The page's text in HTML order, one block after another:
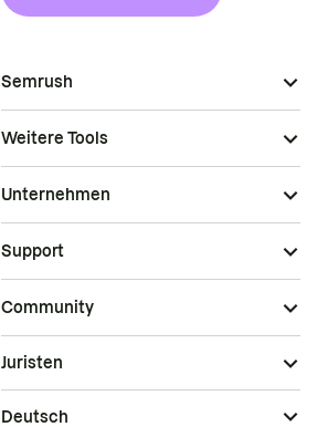
Semrush
Weitere Tools
Unternehmen
Support
Community
Juristen
Deutsch